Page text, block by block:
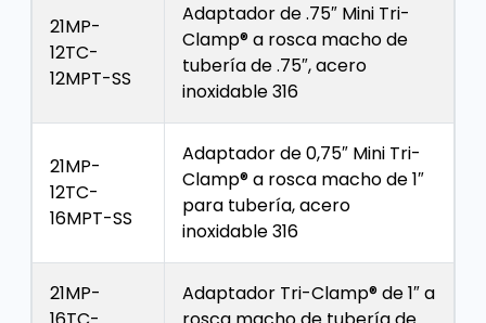
21MP-
12TC-
12MPT-SS
Adaptador de .75″ Mini Tri-
Clamp® a rosca macho de
tubería de .75″, acero
inoxidable 316
21MP-
12TC-
16MPT-SS
Adaptador de 0,75″ Mini Tri-
Clamp® a rosca macho de 1″
para tubería, acero
inoxidable 316
21MP-
Adaptador Tri-Clamp® de 1″ a